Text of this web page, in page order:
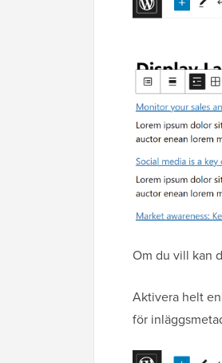
Om du vill kan
Aktivera helt
för